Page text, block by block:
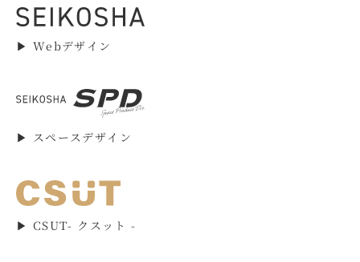
▶︎ Webデザイン
▶︎ スペースデザイン
▶︎ CSUT- クスット -